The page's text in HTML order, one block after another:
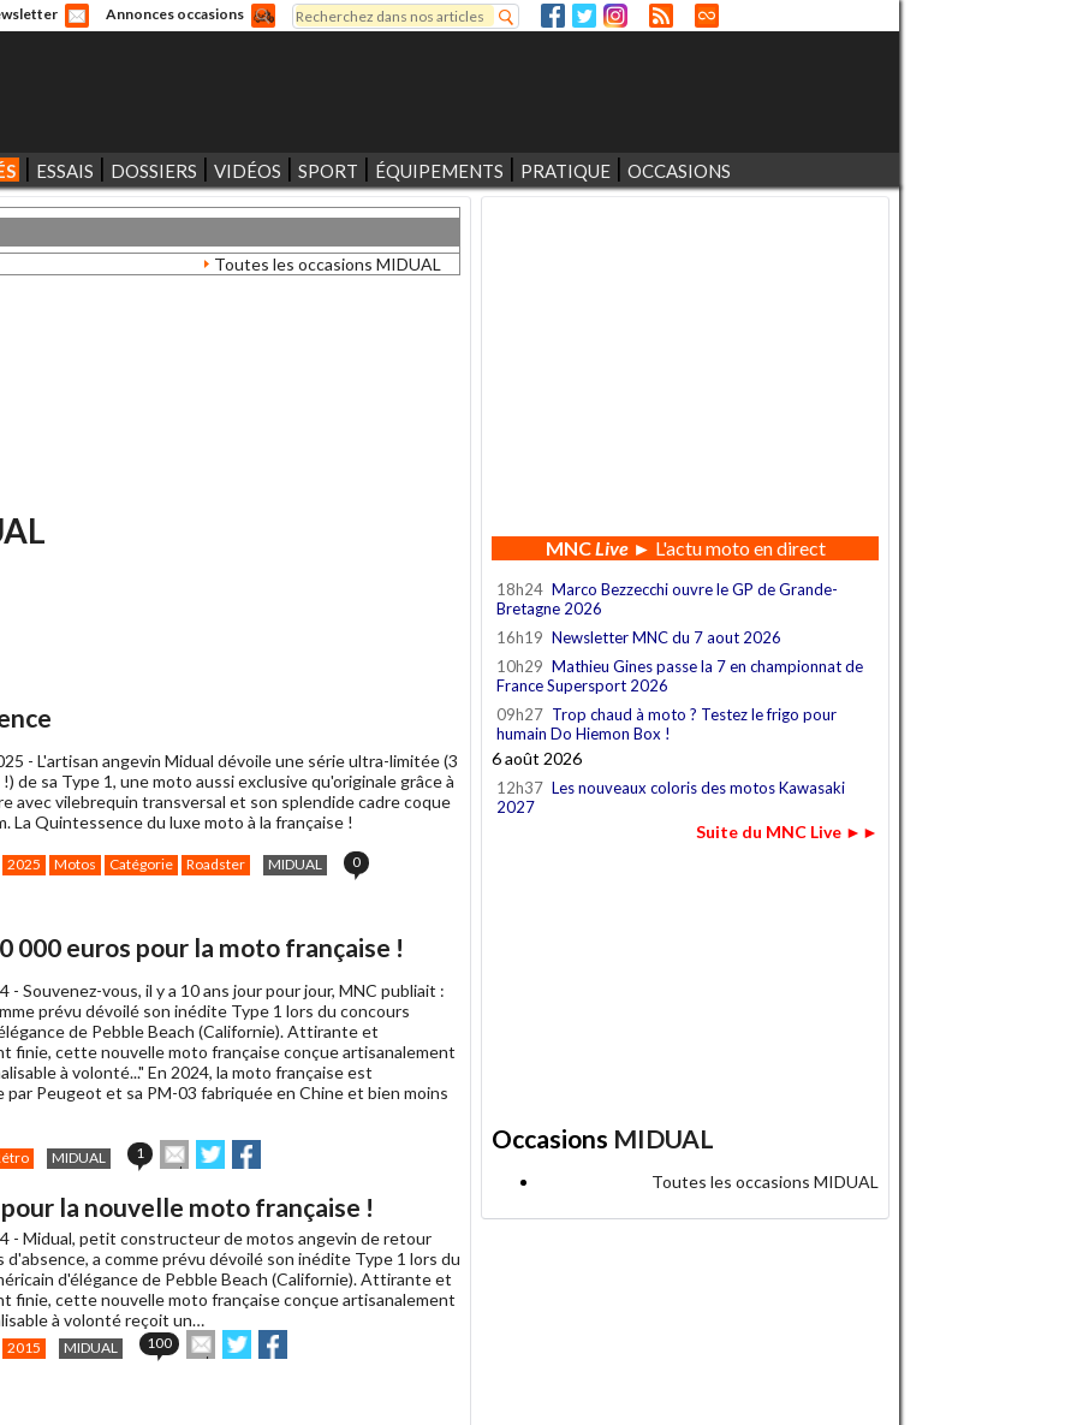
Annonces occasions
Formulaire de recherche
Rechercher
ESSAIS DOSSIERS VIDÉOS SPORT ÉQUIPEMENTS PRATIQUE OCCASIONS
Toutes les occasions MIDUAL
- L'artisan angevin Midual dévoile une série ultra-limitée (3
de sa Type 1, une moto aussi exclusive qu'originale grâce à
avec vilebrequin transversal et son splendide cadre coque
La Quintessence du luxe moto à la française !
2025 Motos Catégorie Roadster MIDUAL 0
000 euros pour la moto française !
- Souvenez-vous, il y a 10 ans jour pour jour, MNC publiait :
prévu dévoilé son inédite Type 1 lors du concours
de Pebble Beach (Californie). Attirante et
finie, cette nouvelle moto française conçue artisanalement
à volonté..." En 2024, la moto française est
Peugeot et sa PM-03 fabriquée en Chine et bien moins
MIDUAL 1
Envoyer
cet
un
ami
Partager
sur sur
la nouvelle moto française !
- Midual, petit constructeur de motos angevin de retour
d'absence, a comme prévu dévoilé son inédite Type 1 lors du
d'élégance de Pebble Beach (Californie). Attirante et
finie, cette nouvelle moto française conçue artisanalement
à volonté reçoit un…
2015 MIDUAL 100
Envoyer
cet
Partager
sur sur
MNCLive► L'actu moto en direct
18h24 Marco Bezzecchi ouvre le GP de Grande-
Bretagne 2026
16h19 Newsletter MNC du 7 aout 2026
10h29 Mathieu Gines passe la 7 en championnat de
France Supersport 2026
09h27 Trop chaud à moto ? Testez le frigo pour
humain Do Hiemon Box !
6 août 2026
12h37 Les nouveaux coloris des motos Kawasaki
2027
Suite du MNC Live ►►
Occasions MIDUAL
Toutes les occasions MIDUAL